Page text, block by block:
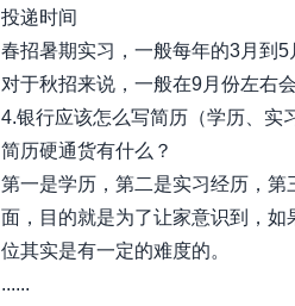
投递时间
春招暑期实习，一般每年的3月到
对于秋招来说，一般在9月份左右
4.银行应该怎么写简历（学历、实
简历硬通货有什么？
第一是学历，第二是实习经历，
面，目的就是为了让家意识到，
位其实是有一定的难度的。
......